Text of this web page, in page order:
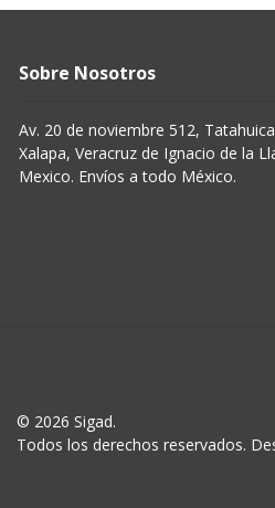
Sobre Nosotros
Av. 20 de noviembre 512,
Xalapa, Veracruz de Ignacio de la
Mexico. Envíos a todo México.
© 2026 Sigad.
Todos los derechos reservados.